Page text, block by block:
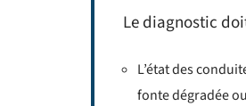
Le diagnostic
L’état des
fonte dégradée